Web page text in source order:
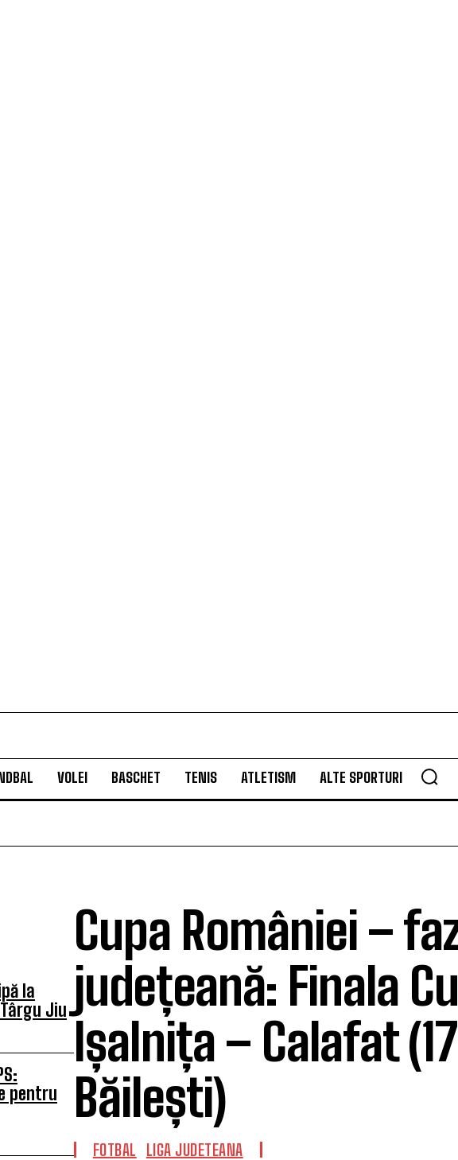
VOLEI BASCHET TENIS ATLETISM ALTE SPORTURI
la
Jiu
pentru
Cupa României –
județeană: Finala
Ișalnița – Calafat
Băilești)
FOTBAL LIGA JUDETEANA